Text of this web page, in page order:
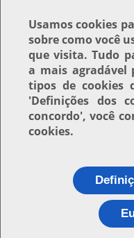
Usamoscookies
sobre como você
que visita. Tudo
a mais agradável
tipos de cookies
'Definições dos
concordo', você
cookies.